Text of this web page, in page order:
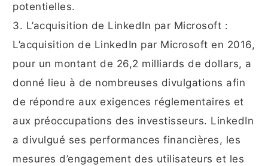
potentielles.
3. L’acquisition de LinkedIn par Microsoft :
L’acquisition de LinkedIn par Microsoft en 2016,
pour un montant de 26,2 milliards de dollars, a
donné lieu à de nombreuses divulgations afin
de répondre aux exigences réglementaires et
aux préoccupations des investisseurs. LinkedIn
a divulgué ses performances financières, les
mesures d’engagement des utilisateurs et les